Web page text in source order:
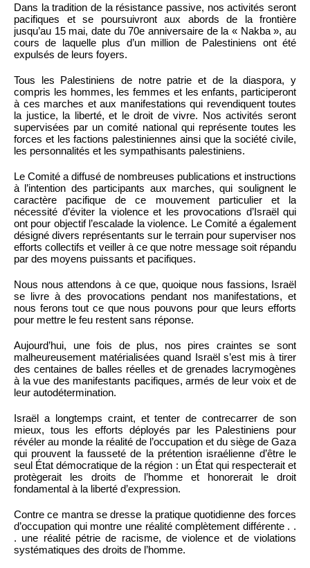
Dans la tradition de la résistance passive, nos activités seront
pacifiques et se poursuivront aux abords de la frontière
jusqu’au 15 mai, date du 70e anniversaire de la « Nakba », au
cours de laquelle plus d’un million de Palestiniens ont été
expulsés de leurs foyers.
Tous les Palestiniens de notre patrie et de la diaspora, y
compris les hommes, les femmes et les enfants, participeront
à ces marches et aux manifestations qui revendiquent toutes
la justice, la liberté, et le droit de vivre. Nos activités seront
supervisées par un comité national qui représente toutes les
forces et les factions palestiniennes ainsi que la société civile,
les personnalités et les sympathisants palestiniens.
Le Comité a diffusé de nombreuses publications et instructions
à l’intention des participants aux marches, qui soulignent le
caractère pacifique de ce mouvement particulier et la
nécessité d’éviter la violence et les provocations d’Israël qui
ont pour objectif l’escalade la violence. Le Comité a également
désigné divers représentants sur le terrain pour superviser nos
efforts collectifs et veiller à ce que notre message soit répandu
par des moyens puissants et pacifiques.
Nous nous attendons à ce que, quoique nous fassions, Israël
se livre à des provocations pendant nos manifestations, et
nous ferons tout ce que nous pouvons pour que leurs efforts
pour mettre le feu restent sans réponse.
Aujourd’hui, une fois de plus, nos pires craintes se sont
malheureusement matérialisées quand Israël s’est mis à tirer
des centaines de balles réelles et de grenades lacrymogènes
à la vue des manifestants pacifiques, armés de leur voix et de
leur autodétermination.
Israël a longtemps craint, et tenter de contrecarrer de son
mieux, tous les efforts déployés par les Palestiniens pour
révéler au monde la réalité de l’occupation et du siège de Gaza
qui prouvent la fausseté de la prétention israélienne d’être le
seul État démocratique de la région : un État qui respecterait et
protègerait les droits de l’homme et honorerait le droit
fondamental à la liberté d’expression.
Contre ce mantra se dresse la pratique quotidienne des forces
d’occupation qui montre une réalité complètement différente . .
. une réalité pétrie de racisme, de violence et de violations
systématiques des droits de l’homme.